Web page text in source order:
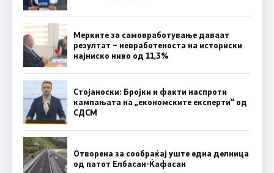
Мерките за самовработување даваат
резултат – невработеноста на историски
најниско ниво од 11,3%
Стојаноски: Бројки и факти наспроти
кампањата на „економските експерти“ од
СДСM
Отворена за сообраќај уште една делница
од патот Елбасан-Ќафасан